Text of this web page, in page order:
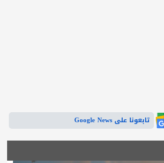
تابعونا على Google News